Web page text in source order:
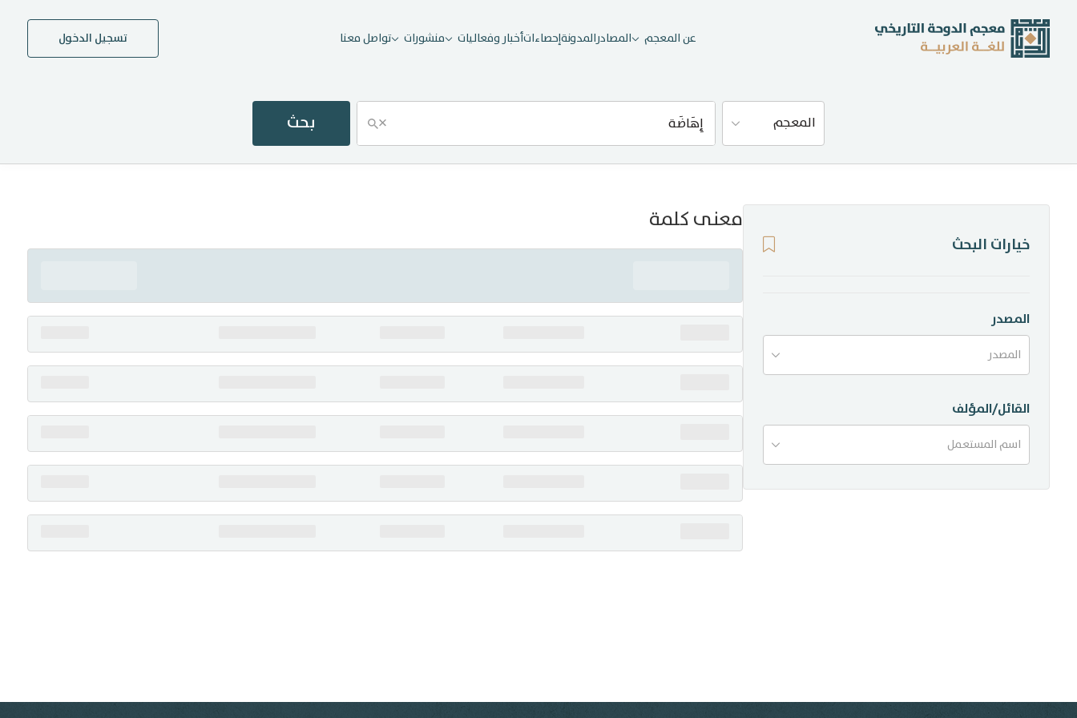
عن المعجم المصادرالمدونةإحصاءاتأخبار وفعاليات منشورات تواصل معنا تسجيل الدخول
المعجم × بحث
إحصاءات
منشورات
تواصل معنا
معنى كلمة
خيارات البحث
المصدر
المصدر
القائل/المؤلف
اسم المستعمل